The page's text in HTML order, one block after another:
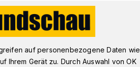
fordert Projektkoordination​
auf personenbezogene Daten wie
Ihrem Gerät zu. Durch Auswahl von OK